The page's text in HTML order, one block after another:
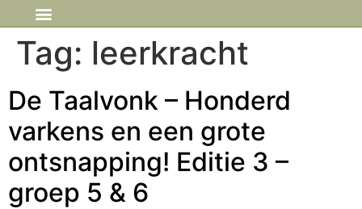
Tag: leerkracht
De Taalvonk – Honderd
varkens en een grote
ontsnapping! Editie 3 –
groep 5 & 6